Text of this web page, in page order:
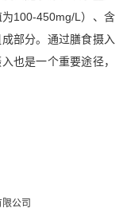
100-450mg/L）、含
部分。通过膳食摄入
也是一个重要途径，
公司